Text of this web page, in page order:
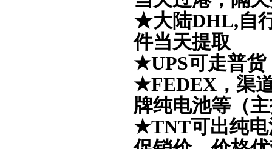
★大陆DHL,自
件当天提取
★UPS可走普货
★FEDEX，渠
牌纯电池等（
★TNT可出纯电